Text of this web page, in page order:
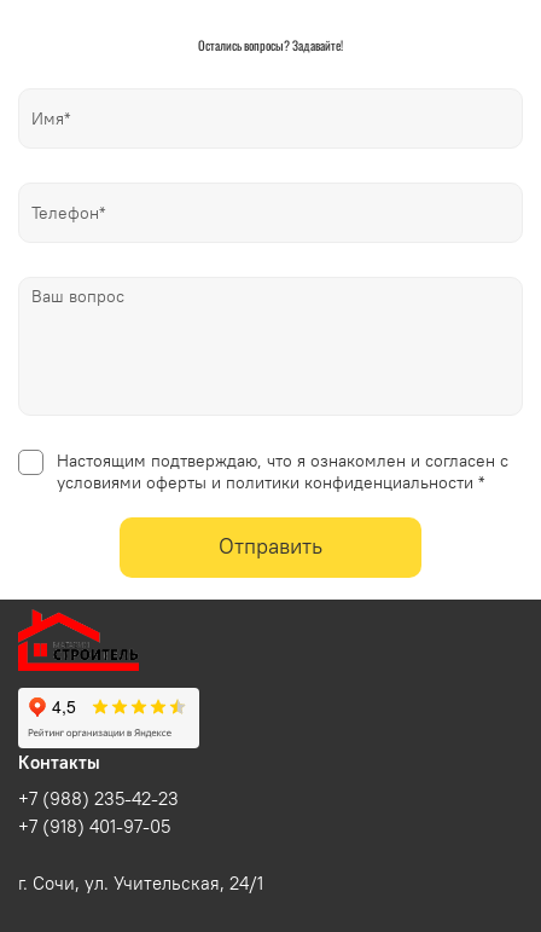
Остались вопросы? Задавайте!
Настоящим подтверждаю, что я ознакомлен и согласен с
условиями оферты и политики конфиденциальности *
Отправить
Контакты
+7 (988) 235-42-23
+7 (918) 401-97-05
г. Сочи, ул. Учительская, 24/1